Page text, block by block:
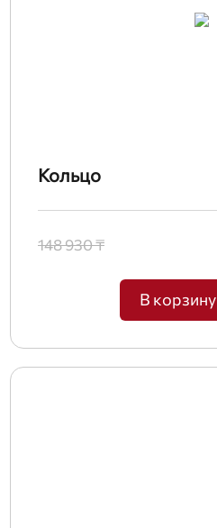
Кольцо
148 930 ₸
В корзину